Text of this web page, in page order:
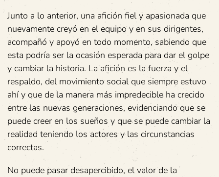
Junto a lo anterior, una afición fiel y apasionada que
nuevamente creyó en el equipo y en sus dirigentes,
acompañó y apoyó en todo momento, sabiendo que
esta podría ser la ocasión esperada para dar el golpe
y cambiar la historia. La afición es la fuerza y el
respaldo, del movimiento social que siempre estuvo
ahí y que de la manera más impredecible ha crecido
entre las nuevas generaciones, evidenciando que se
puede creer en los sueños y que se puede cambiar la
realidad teniendo los actores y las circunstancias
correctas.
No puede pasar desapercibido, el valor de la